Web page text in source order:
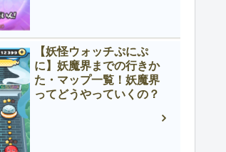
【妖怪ウォッチぷにぷ
に】妖魔界までの行きか
た・マップ一覧！妖魔界
ってどうやっていくの？